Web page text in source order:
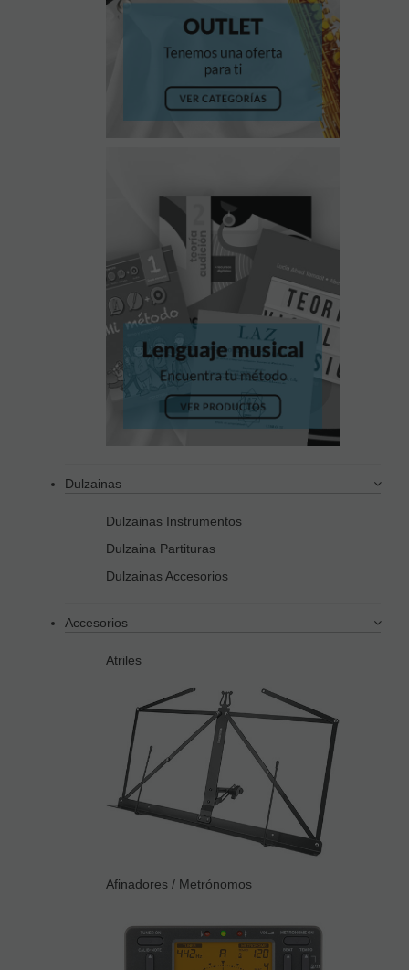
Dulzainas
Dulzainas Instrumentos
Dulzaina Partituras
Dulzainas Accesorios
Accesorios
Atriles
Afinadores / Metrónomos